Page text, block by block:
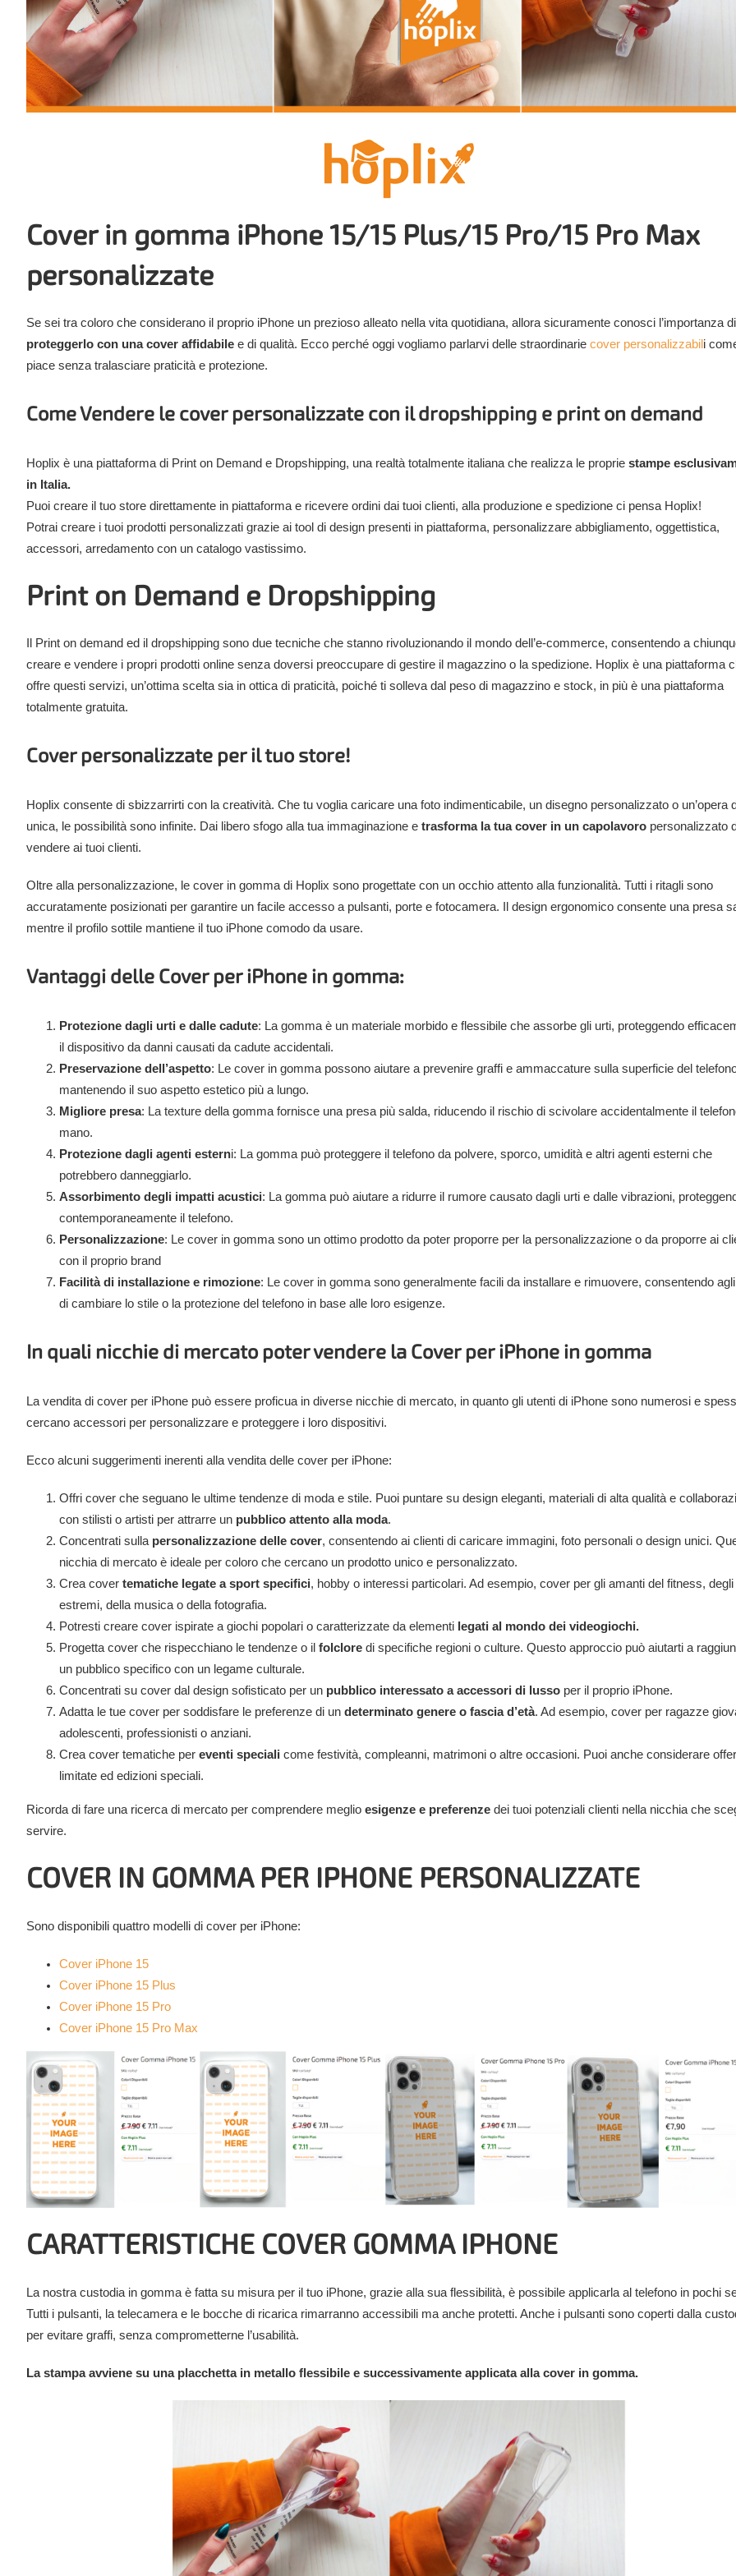
Cover in gomma iPhone 15/15 Plus/15 Pro/15 Pro Max
personalizzate
Se sei tra coloro che considerano il proprio iPhone un prezioso alleato nella vita quotidiana, allora sicuramente conosci l’importanza di
proteggerlo con una cover affidabile e di qualità. Ecco perché oggi vogliamo parlarvi delle straordinarie cover personalizzabil i
piace senza tralasciare praticità e protezione.
Come Vendere le cover personalizzate con il dropshipping e print on demand
Hoplix è una piattaforma di Print on Demand e Dropshipping, una realtà totalmente italiana che realizza le proprie stampe
in Italia.
Puoi creare il tuo store direttamente in piattaforma e ricevere ordini dai tuoi clienti, alla produzione e spedizione ci pensa Hoplix!
Potrai creare i tuoi prodotti personalizzati grazie ai tool di design presenti in piattaforma, personalizzare abbigliamento, oggettistica,
accessori, arredamento con un catalogo vastissimo.
Print on Demand e Dropshipping
Il Print on demand ed il dropshipping sono due tecniche che stanno rivoluzionando il mondo dell’e-commerce, consentendo a
creare e vendere i propri prodotti online senza doversi preoccupare di gestire il magazzino o la spedizione. Hoplix è una piattaforma
offre questi servizi, un’ottima scelta sia in ottica di praticità, poiché ti solleva dal peso di magazzino e stock, in più è una piattaforma
totalmente gratuita.
Cover personalizzate per il tuo store!
Hoplix consente di sbizzarrirti con la creatività. Che tu voglia caricare una foto indimenticabile, un disegno personalizzato o un’opera
unica, le possibilità sono infinite. Dai libero sfogo alla tua immaginazione e trasforma la tua cover in un capolavoro personalizzato
vendere ai tuoi clienti.
Oltre alla personalizzazione, le cover in gomma di Hoplix sono progettate con un occhio attento alla funzionalità. Tutti i ritagli sono
accuratamente posizionati per garantire un facile accesso a pulsanti, porte e fotocamera. Il design ergonomico consente una presa
mentre il profilo sottile mantiene il tuo iPhone comodo da usare.
Vantaggi delle Cover per iPhone in gomma:
Protezione dagli urti e dalle cadute: La gomma è un materiale morbido e flessibile che assorbe gli urti, proteggendo
il dispositivo da danni causati da cadute accidentali.
Preservazione dell’aspetto: Le cover in gomma possono aiutare a prevenire graffi e ammaccature sulla superficie del
mantenendo il suo aspetto estetico più a lungo.
Migliore presa: La texture della gomma fornisce una presa più salda, riducendo il rischio di scivolare accidentalmente il
mano.
Protezione dagli agenti esterni: La gomma può proteggere il telefono da polvere, sporco, umidità e altri agenti esterni che
potrebbero danneggiarlo.
Assorbimento degli impatti acustici: La gomma può aiutare a ridurre il rumore causato dagli urti e dalle vibrazioni,
contemporaneamente il telefono.
Personalizzazione: Le cover in gomma sono un ottimo prodotto da poter proporre per la personalizzazione o da proporre ai
con il proprio brand
Facilità di installazione e rimozione: Le cover in gomma sono generalmente facili da installare e rimuovere, consentendo
di cambiare lo stile o la protezione del telefono in base alle loro esigenze.
In quali nicchie di mercato poter vendere la Cover per iPhone in gomma
La vendita di cover per iPhone può essere proficua in diverse nicchie di mercato, in quanto gli utenti di iPhone sono numerosi e
cercano accessori per personalizzare e proteggere i loro dispositivi.
Ecco alcuni suggerimenti inerenti alla vendita delle cover per iPhone:
Offri cover che seguano le ultime tendenze di moda e stile. Puoi puntare su design eleganti, materiali di alta qualità e
con stilisti o artisti per attrarre un pubblico attento alla moda.
Concentrati sulla personalizzazione delle cover, consentendo ai clienti di caricare immagini, foto personali o design unici.
nicchia di mercato è ideale per coloro che cercano un prodotto unico e personalizzato.
Crea cover tematiche legate a sport specifici, hobby o interessi particolari. Ad esempio, cover per gli amanti del fitness,
estremi, della musica o della fotografia.
Potresti creare cover ispirate a giochi popolari o caratterizzate da elementi legati al mondo dei videogiochi.
Progetta cover che rispecchiano le tendenze o il folclore di specifiche regioni o culture. Questo approccio può aiutarti a
un pubblico specifico con un legame culturale.
Concentrati su cover dal design sofisticato per un pubblico interessato a accessori di lusso per il proprio iPhone.
Adatta le tue cover per soddisfare le preferenze di un determinato genere o fascia d’età. Ad esempio, cover per ragazze
adolescenti, professionisti o anziani.
Crea cover tematiche per eventi speciali come festività, compleanni, matrimoni o altre occasioni. Puoi anche considerare
limitate ed edizioni speciali.
Ricorda di fare una ricerca di mercato per comprendere meglio esigenze e preferenze dei tuoi potenziali clienti nella nicchia che
servire.
COVER IN GOMMA PER IPHONE PERSONALIZZATE
Sono disponibili quattro modelli di cover per iPhone:
Cover iPhone 15
Cover iPhone 15 Plus
Cover iPhone 15 Pro
Cover iPhone 15 Pro Max
CARATTERISTICHE COVER GOMMA IPHONE
La nostra custodia in gomma è fatta su misura per il tuo iPhone, grazie alla sua flessibilità, è possibile applicarla al telefono in pochi
Tutti i pulsanti, la telecamera e le bocche di ricarica rimarranno accessibili ma anche protetti. Anche i pulsanti sono coperti dalla
per evitare graffi, senza comprometterne l’usabilità.
La stampa avviene su una placchetta in metallo flessibile e successivamente applicata alla cover in gomma.